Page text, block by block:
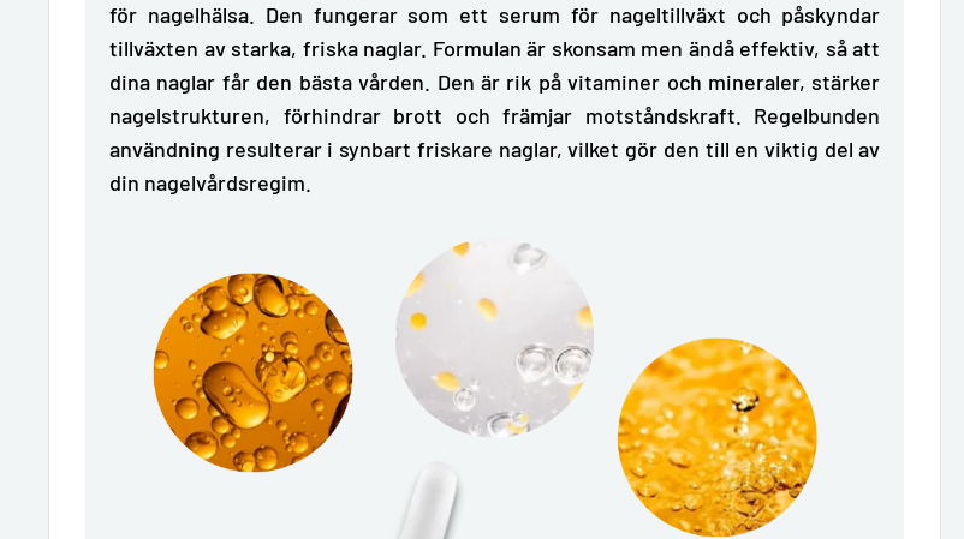
för nagelhälsa. Den fungerar som ett serum för nageltillväxt och påskyndar
tillväxten av starka, friska naglar. Formulan är skonsam men ändå effektiv, så att
dina naglar får den bästa vården. Den är rik på vitaminer och mineraler, stärker
nagelstrukturen, förhindrar brott och främjar motståndskraft. Regelbunden
användning resulterar i synbart friskare naglar, vilket gör den till en viktig del av
din nagelvårdsregim.